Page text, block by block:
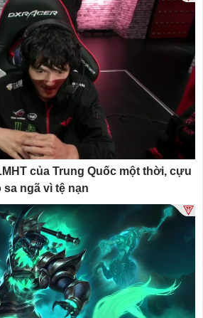
của Trung Quốc một thời, cựu
sa ngã vì tệ nạn